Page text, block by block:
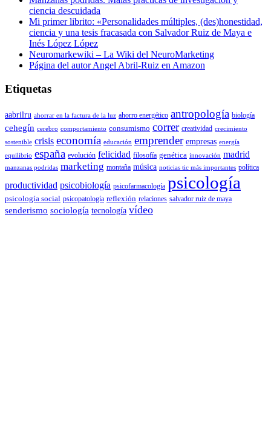
ciencia descuidada
Mi primer librito: «Personalidades múltiples, (des)honestidad,
ciencia y una tesis fracasada con Salvador Ruiz de Maya e
Inés López López
Neuromarkewiki – La Wiki del NeuroMarketing
Página del autor Angel Abril-Ruiz en Amazon
Etiquetas
aabrilru ahorrar en la factura de la luz ahorro energético antropología biología
cehegín cerebro comportamiento consumismo correr creatividad crecimiento
sostenible crisis economía educación emprender empresas energía
equilibrio españa evolución felicidad filosofía genética innovación madrid
manzanas podridas marketing montaña música noticias tic más importantes política
productividad psicobiología psicofarmacología psicología
psicología social psicopatología reflexión relaciones salvador ruiz de maya
senderismo sociología tecnología vídeo